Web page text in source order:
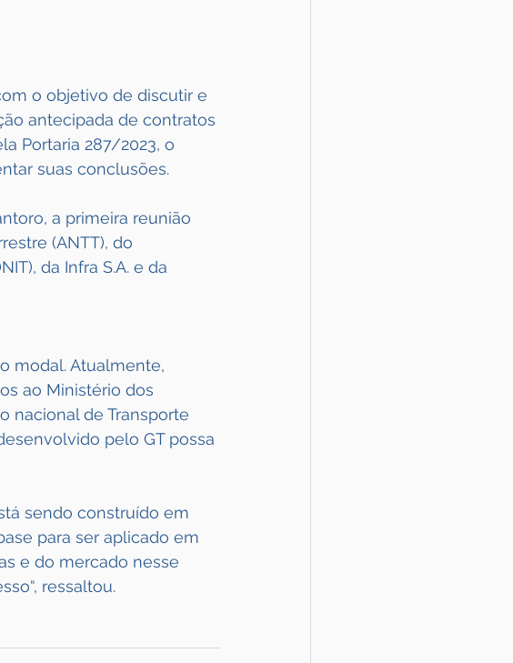
o objetivo de discutir e
antecipada de contratos
Portaria 287/2023, o
suas conclusões.
a primeira reunião
(ANTT), do
da Infra S.A. e da
modal. Atualmente,
ao Ministério dos
nacional de Transporte
pelo GT possa
sendo construído em
para ser aplicado em
e do mercado nesse
ressaltou.